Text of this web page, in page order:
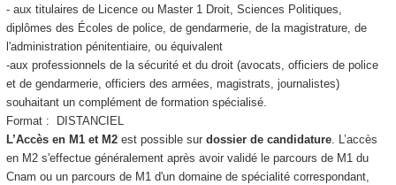
- aux titulaires de Licence ou Master 1 Droit, Sciences Politiques,
diplômes des Écoles de police, de gendarmerie, de la magistrature, de
l'administration pénitentiaire, ou équivalent
-aux professionnels de la sécurité et du droit (avocats, officiers de police
et de gendarmerie, officiers des armées, magistrats, journalistes)
souhaitant un complément de formation spécialisé.
Format : DISTANCIEL
L’Accès en M1 et M2est possible sur dossier de candidature. L’accès
en M2 s'effectue généralement après avoir validé le parcours de M1 du
Cnam ou un parcours de M1 d'un domaine de spécialité correspondant,